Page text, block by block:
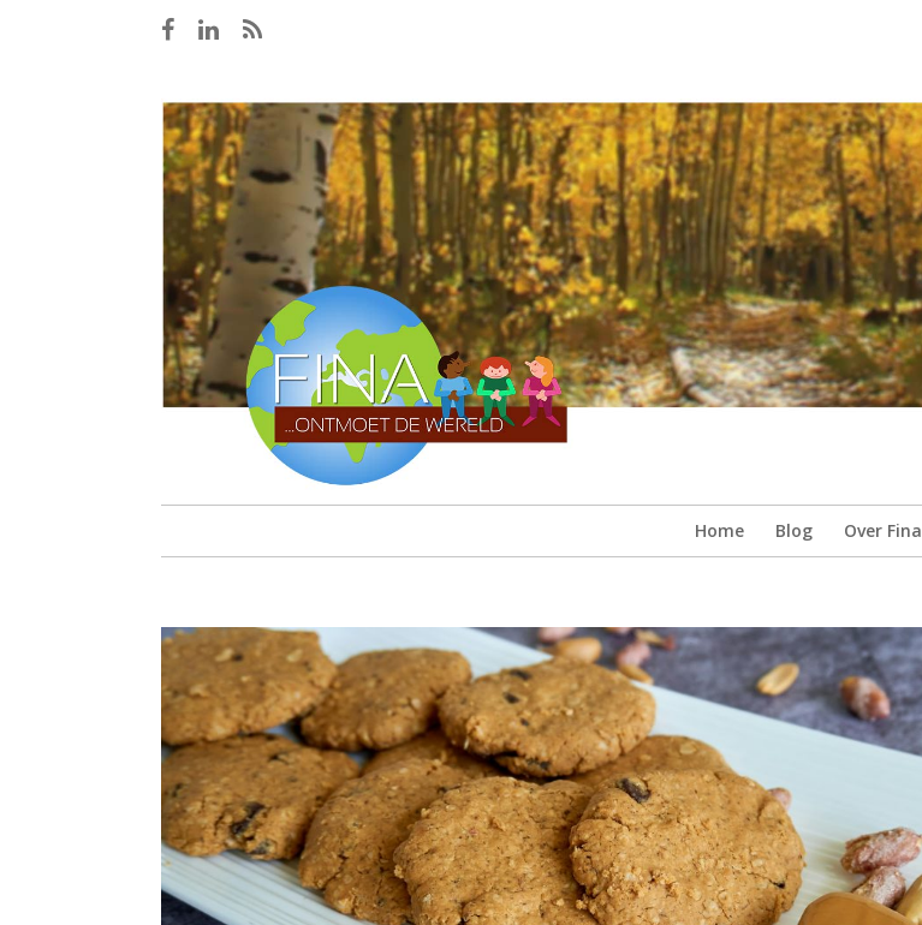
Home Blog Over Fina